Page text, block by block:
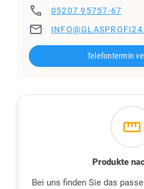
€/lfm (180 cm Höhe)
phone 05207 95757-67
email
Telefontermin
straighten
Produkte
Bei uns finden Sie das